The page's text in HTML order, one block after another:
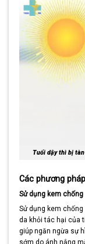
Tuổi dậy thì bị
Các phương
Sử dụng kem chống
Sử dụng kem
da khỏi tác hại của
giúp ngăn ngừa sự